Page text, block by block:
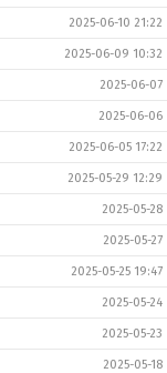
2025-06-10 21:22
2025-06-09 10:32
2025-06-07
2025-06-06
2025-06-05 17:22
2025-05-29 12:29
2025-05-28
2025-05-27
2025-05-25 19:47
2025-05-24
2025-05-23
2025-05-18